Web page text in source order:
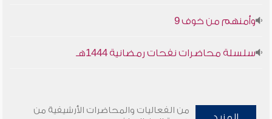
وأمنهم من خوف 9
سلسلة محاضرات نفحات رمضانية 1444هـ
من الفعاليات والمحاضرات الأرشيفية من